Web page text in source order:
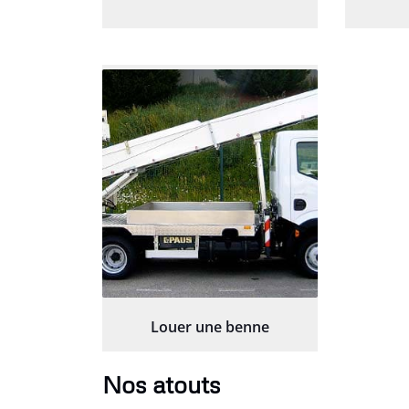
Louer une benne
Nos atouts